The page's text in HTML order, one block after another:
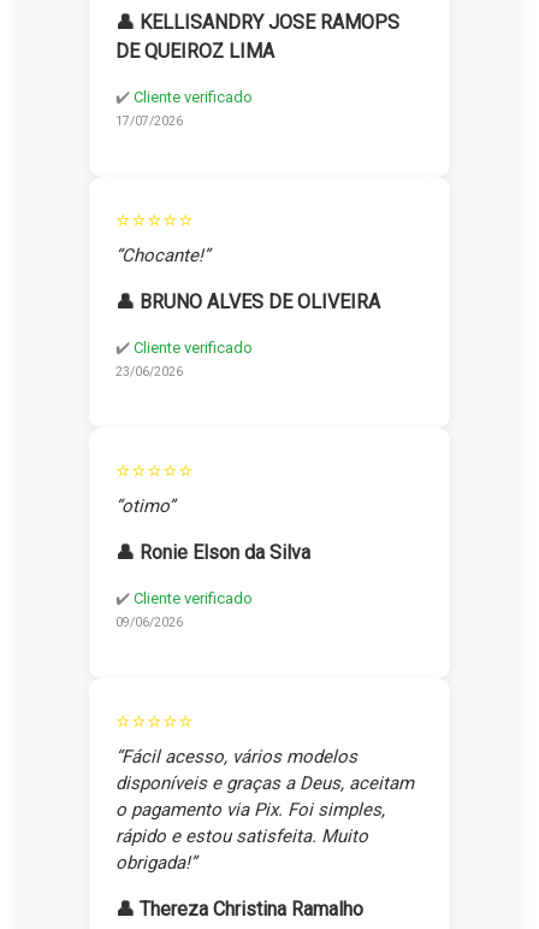
👤 KELLISANDRY JOSE RAMOPS
DE QUEIROZ LIMA
✔️ Cliente verificado
17/07/2026
⭐⭐⭐⭐⭐
“Chocante!”
👤 BRUNO ALVES DE OLIVEIRA
✔️ Cliente verificado
23/06/2026
⭐⭐⭐⭐⭐
“otimo”
👤 Ronie Elson da Silva
✔️ Cliente verificado
09/06/2026
⭐⭐⭐⭐⭐
“Fácil acesso, vários modelos
disponíveis e graças a Deus, aceitam
o pagamento via Pix. Foi simples,
rápido e estou satisfeita. Muito
obrigada!”
👤 Thereza Christina Ramalho